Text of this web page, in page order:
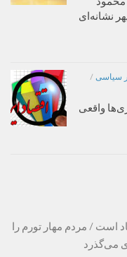
نشانه‌ای
سیاسی /
واقعی
است / مردم مهار تورم را
می‌گذرد